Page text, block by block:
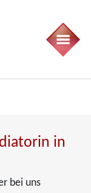
in
bei uns